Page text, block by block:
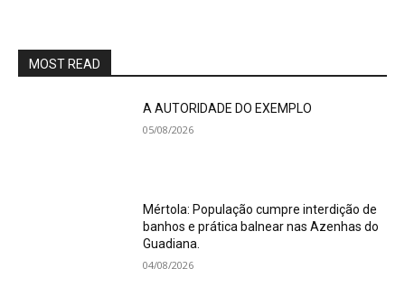
MOST READ
A AUTORIDADE DO EXEMPLO
05/08/2026
Mértola: População cumpre interdição de
banhos e prática balnear nas Azenhas do
Guadiana.
04/08/2026